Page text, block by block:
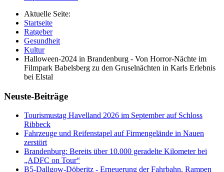
Aktuelle Seite:
Startseite
Ratgeber
Gesundheit
Kultur
Halloween-2024 in Brandenburg - Von Horror-Nächte im
Filmpark Babelsberg zu den Gruselnächten in Karls Erlebnis
bei Elstal
Neuste-Beiträge
Tourismustag Havelland 2026 im September auf Schloss
Ribbeck
Fahrzeuge und Reifenstapel auf Firmengelände in Nauen
zerstört
Brandenburg: Bereits über 10.000 geradelte Kilometer bei
„ADFC on Tour“
B5-Dallgow-Döberitz - Erneuerung der Fahrbahn, Rampen